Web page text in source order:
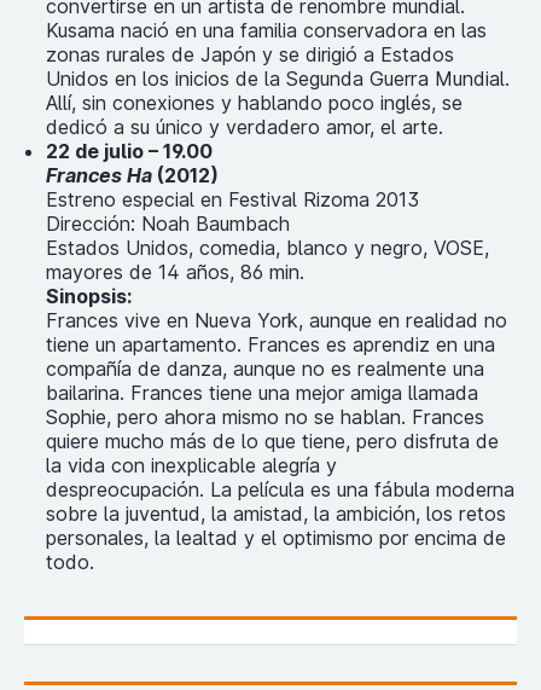
convertirse en un artista de renombre mundial.
Kusama nació en una familia conservadora en las
zonas rurales de Japón y se dirigió a Estados
Unidos en los inicios de la Segunda Guerra Mundial.
Allí, sin conexiones y hablando poco inglés, se
dedicó a su único y verdadero amor, el arte.
22 de julio – 19.00
Frances Ha (2012)
Estreno especial en Festival Rizoma 2013
Dirección: Noah Baumbach
Estados Unidos, comedia, blanco y negro, VOSE,
mayores de 14 años, 86 min.
Sinopsis:
Frances vive en Nueva York, aunque en realidad no
tiene un apartamento. Frances es aprendiz en una
compañía de danza, aunque no es realmente una
bailarina. Frances tiene una mejor amiga llamada
Sophie, pero ahora mismo no se hablan. Frances
quiere mucho más de lo que tiene, pero disfruta de
la vida con inexplicable alegría y
despreocupación. La película es una fábula moderna
sobre la juventud, la amistad, la ambición, los retos
personales, la lealtad y el optimismo por encima de
todo.